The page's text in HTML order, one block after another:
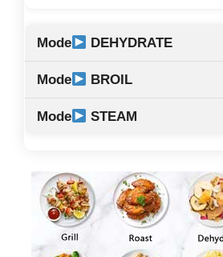
DEHYDRATE
BROIL
STEAM